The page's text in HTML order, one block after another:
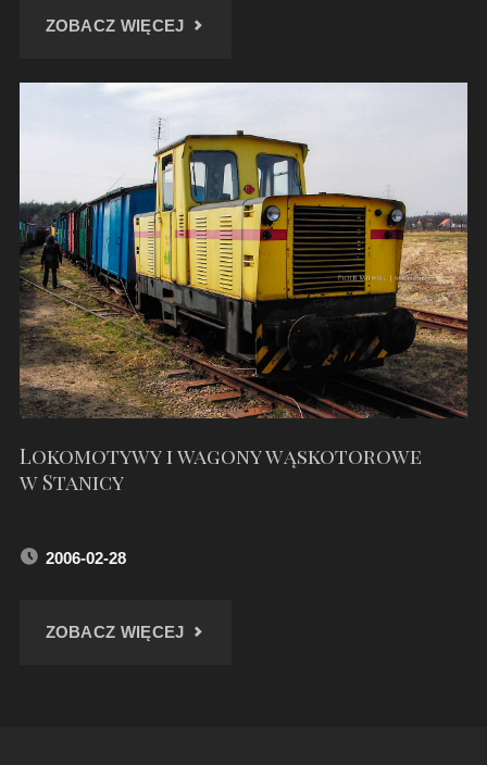
ZOBACZ WIĘCEJ"PAROWOZY
PYSKOWICACH
–
LISTOPAD
2012"
Lokomotywy i wagony wąskotorowe
w Stanicy
2006-02-28
ZOBACZ WIĘCEJ"LOKOMOTYWY